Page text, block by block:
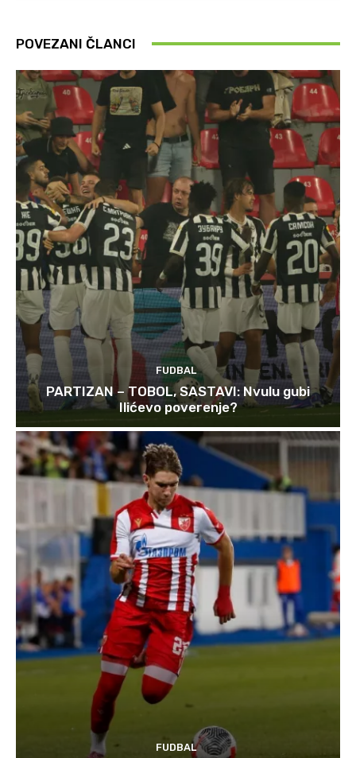
POVEZANI ČLANCI
FUDBAL
PARTIZAN – TOBOL, SASTAVI: Nvulu gubi
Ilićevo poverenje?
FUDBAL